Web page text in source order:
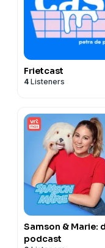
Frietcast
4 Listeners
Samson & Marie:
podcast